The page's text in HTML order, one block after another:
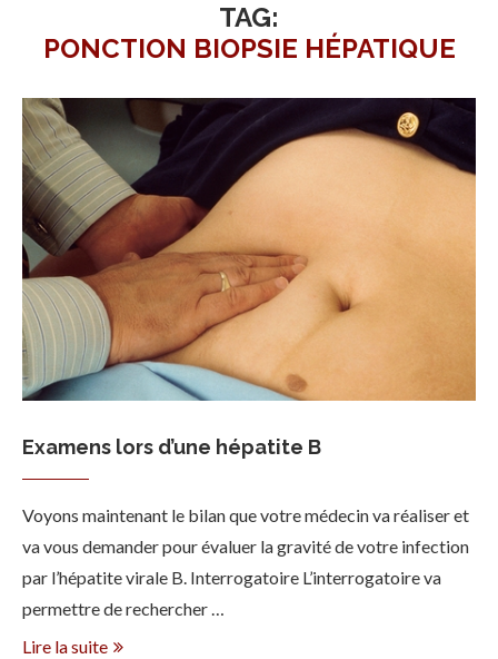
TAG:
PONCTION BIOPSIE HÉPATIQUE
Examens lors d’une hépatite B
Voyons maintenant le bilan que votre médecin va réaliser et
va vous demander pour évaluer la gravité de votre infection
par l’hépatite virale B. Interrogatoire L’interrogatoire va
permettre de rechercher …
Lire la suite